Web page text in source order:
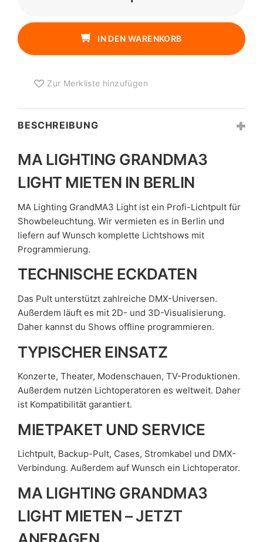
LIGHT
MENGE
IN DEN WARENKORB
Zur Merkliste hinzufügen
BESCHREIBUNG
MA LIGHTING GRANDMA3
LIGHT MIETEN IN BERLIN
MA Lighting GrandMA3 Light ist ein Profi-Lichtpult für
Showbeleuchtung. Wir vermieten es in Berlin und
liefern auf Wunsch komplette Lichtshows mit
Programmierung.
TECHNISCHE ECKDATEN
Das Pult unterstützt zahlreiche DMX-Universen.
Außerdem läuft es mit 2D- und 3D-Visualisierung.
Daher kannst du Shows offline programmieren.
TYPISCHER EINSATZ
Konzerte, Theater, Modenschauen, TV-Produktionen.
Außerdem nutzen Lichtoperatoren es weltweit. Daher
ist Kompatibilität garantiert.
MIETPAKET UND SERVICE
Lichtpult, Backup-Pult, Cases, Stromkabel und DMX-
Verbindung. Außerdem auf Wunsch ein Lichtoperator.
MA LIGHTING GRANDMA3
LIGHT MIETEN – JETZT